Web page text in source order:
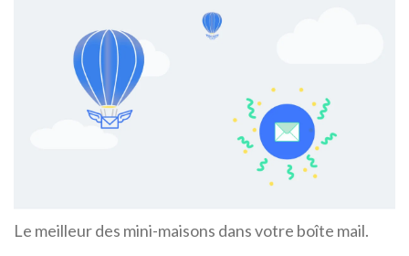
Le meilleur des mini-maisons dans votre boîte mail.